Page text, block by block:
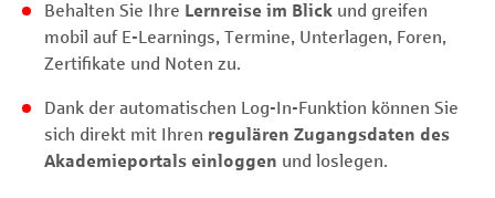
Behalten Sie Ihre Lernreise im Blick und greifen
mobil auf E-Learnings, Termine, Unterlagen, Foren,
Zertifikate und Noten zu.
Dank der automatischen Log-In-Funktion können Sie
sich direkt mit Ihren regulären Zugangsdaten des
Akademieportals einloggen und loslegen.